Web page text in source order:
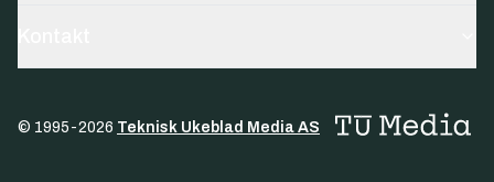
© 1995-2026 Teknisk Ukeblad Media AS